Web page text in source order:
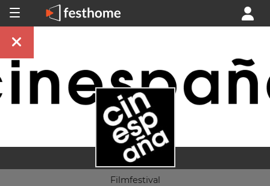
Filmfestival